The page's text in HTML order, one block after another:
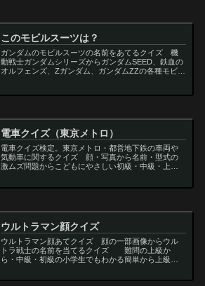
このモビルスーツは？
ガンダムのモビルスーツの名前をあてるクイズ 機
動戦士ガンダムシリーズからガンダムSEED、鉄血の
オルフェンズ、Zガンダム、ガンダムZZの各種モビル
電車クイズ（東京メトロ）
電車クイズ検定。東京メトロ・都営地下鉄の車両や
気動車に関するクイズ 顔・写真から名前・型式の
激ムズ問題からこどもにやさしい初級・中級・上級
ウルトラマン顔クイズ
ウルトラマン顔あてクイズ 顔の一部画像からウル
トラ戦士の名前を当てるクイズ 難問の上級か
ら・中級・初級の小学生でもわかる簡単から上級者